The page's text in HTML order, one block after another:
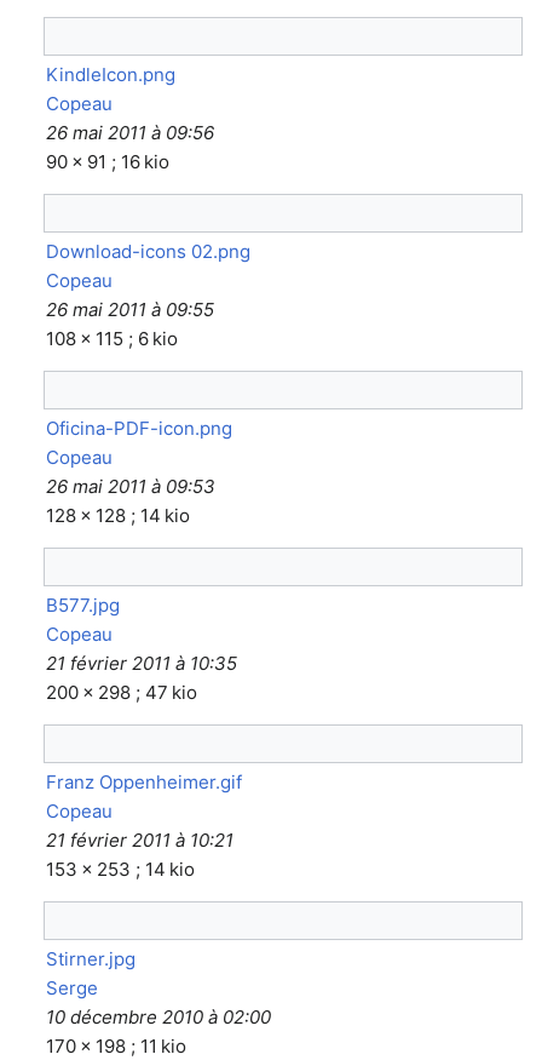
KindleIcon.png
Copeau
26 mai 2011 à 09:56
90 × 91 ; 16 kio
Download-icons 02.png
Copeau
26 mai 2011 à 09:55
108 × 115 ; 6 kio
Oficina-PDF-icon.png
Copeau
26 mai 2011 à 09:53
128 × 128 ; 14 kio
B577.jpg
Copeau
21 février 2011 à 10:35
200 × 298 ; 47 kio
Franz Oppenheimer.gif
Copeau
21 février 2011 à 10:21
153 × 253 ; 14 kio
Stirner.jpg
Serge
10 décembre 2010 à 02:00
170 × 198 ; 11 kio